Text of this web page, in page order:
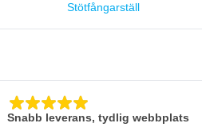
Stötfångarställ
Snabb leverans, tydlig webbplats